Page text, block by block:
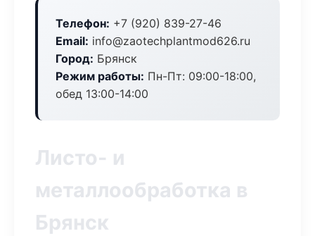
Телефон: +7 (920) 839-27-46
Email: info@zaotechplantmod626.ru
Город: Брянск
Режим работы: Пн-Пт: 09:00-18:00,
обед 13:00-14:00
Листо- и
металлообработка в
Брянск